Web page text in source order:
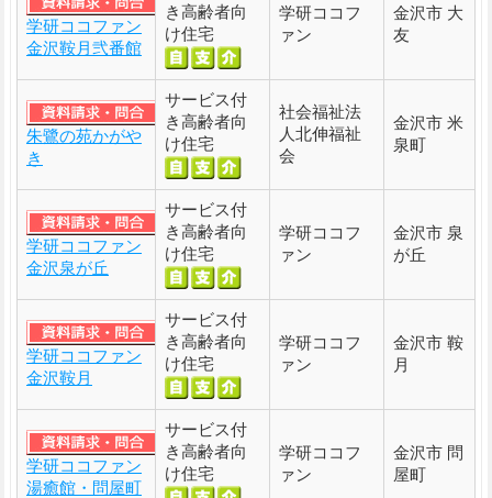
学研ココファン
金沢鞍月弐番館
き高齢者向
け住宅
学研ココフ
ァン
金沢市 大
友
朱鷺の苑かがや
き
サービス付
き高齢者向
け住宅
社会福祉法
人北伸福祉
会
金沢市 米
泉町
学研ココファン
金沢泉が丘
サービス付
き高齢者向
け住宅
学研ココフ
ァン
金沢市 泉
が丘
学研ココファン
金沢鞍月
サービス付
き高齢者向
け住宅
学研ココフ
ァン
金沢市 鞍
月
学研ココファン
湯癒館・問屋町
サービス付
き高齢者向
け住宅
学研ココフ
ァン
金沢市 問
屋町